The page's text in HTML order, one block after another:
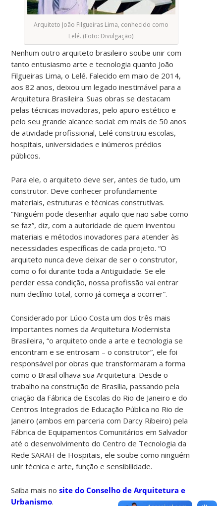
Arquiteto João Filgueiras Lima, conhecido como
Lelé. (Foto: Divulgação)
Nenhum outro arquiteto brasileiro soube unir com
tanto entusiasmo arte e tecnologia quanto João
Filgueiras Lima, o Lelé. Falecido em maio de 2014,
aos 82 anos, deixou um legado inestimável para a
Arquitetura Brasileira. Suas obras se destacam
pelas técnicas inovadoras, pelo apuro estético e
pelo seu grande alcance social: em mais de 50 anos
de atividade profissional, Lelé construiu escolas,
hospitais, universidades e inúmeros prédios
públicos.
Para ele, o arquiteto deve ser, antes de tudo, um
construtor. Deve conhecer profundamente
materiais, estruturas e técnicas construtivas.
“Ninguém pode desenhar aquilo que não sabe como
se faz”, diz, com a autoridade de quem inventou
materiais e métodos inovadores para atender às
necessidades específicas de cada projeto. “O
arquiteto nunca deve deixar de ser o construtor,
como o foi durante toda a Antiguidade. Se ele
perder essa condição, nossa profissão vai entrar
num declínio total, como já começa a ocorrer”.
Considerado por Lúcio Costa um dos três mais
importantes nomes da Arquitetura Modernista
Brasileira, “o arquiteto onde a arte e tecnologia se
encontram e se entrosam – o construtor”, ele foi
responsável por obras que transformaram a forma
como o Brasil olhava sua Arquitetura. Desde o
trabalho na construção de Brasília, passando pela
criação da Fábrica de Escolas do Rio de Janeiro e do
Centros Integrados de Educação Pública no Rio de
Janeiro (ambos em parceria com Darcy Ribeiro) pela
Fábrica de Equipamentos Comunitários em Salvador
até o desenvolvimento do Centro de Tecnologia da
Rede SARAH de Hospitais, ele soube como ninguém
unir técnica e arte, função e sensibilidade.
Saiba mais nosite do Conselho de Arquitetura e
Urbanismo.